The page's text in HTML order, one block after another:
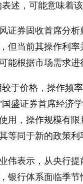
表述，可能意味着
证券固收首席分
但当前其操作利
能根据市场需求进
较于价格，操作频
国盛证券首席经济
用，操作规模有
等同于新的政策利
伟表示，从央行
银行体系面临季